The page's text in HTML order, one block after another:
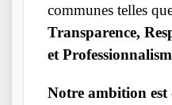
communes telles
Transparence,
et
Notre ambition est